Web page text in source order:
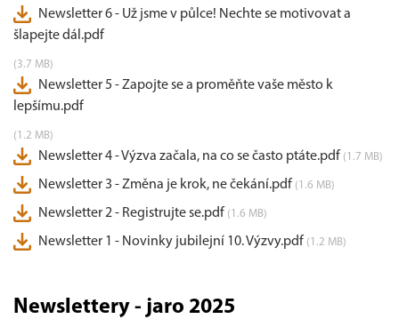
Newsletter 6 - Už jsme v půlce! Nechte se motivovat a
šlapejte dál.pdf
(3.7 MB)
Newsletter 5 - Zapojte se a proměňte vaše město k
lepšímu.pdf
(1.2 MB)
Newsletter 4 - Výzva začala, na co se často ptáte.pdf (1.7 MB)
Newsletter 3 - Změna je krok, ne čekání.pdf (1.6 MB)
Newsletter 2 - Registrujte se.pdf (1.6 MB)
Newsletter 1 - Novinky jubilejní 10. Výzvy.pdf (1.2 MB)
Newslettery - jaro 2025